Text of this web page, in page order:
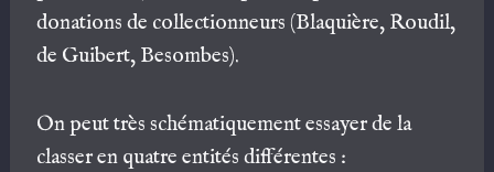
donations de collectionneurs (Blaquière, Roudil,
de Guibert, Besombes).
On peut très schématiquement essayer de la
classer en quatre entités différentes :